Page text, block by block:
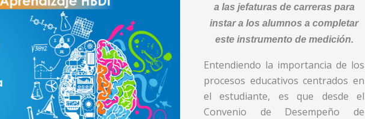
a las jefaturas de carreras para
instar a los alumnos a completar
este instrumento de medición.
Entendiendo la importancia de los
procesos educativos centrados en
el estudiante, es que desde el
Convenio de Desempeño de